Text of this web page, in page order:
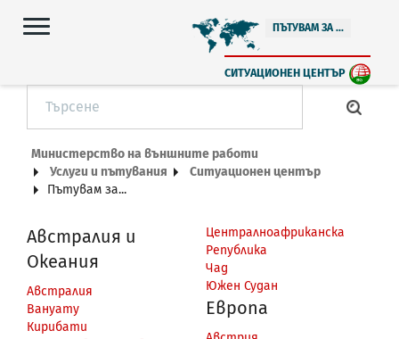
ПЪТУВАМ ЗА ...
СИТУАЦИОНЕН ЦЕНТЪР
Министерство на външните работи
Услуги и пътувания
Ситуационен център
Пътувам за...
Австралия и
Океания
Австралия
Вануату
Кирибати
Централноафриканска
Република
Чад
Южен Судан
Европа